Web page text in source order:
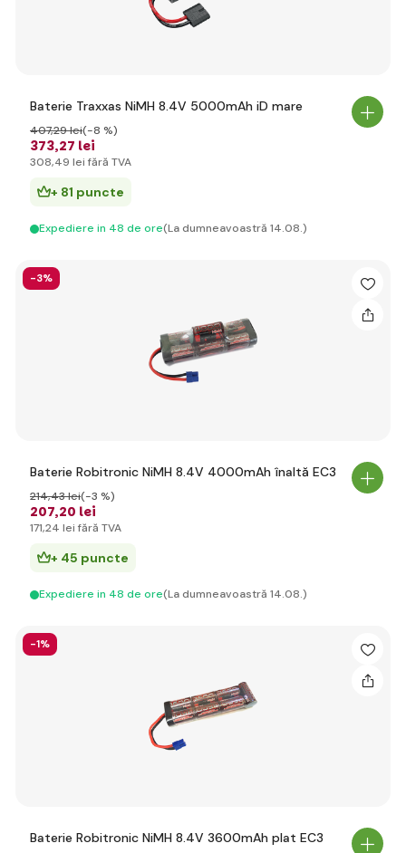
Baterie Traxxas NiMH 8.4V 5000mAh iD mare
373,27 lei
407,29 lei(-8 %)
308,49 lei fără TVA
+ 81 puncte
Expediere in 48 de ore(La dumneavoastră 14.08.)
-3%
Baterie Robitronic NiMH 8.4V 4000mAh înaltă EC3
207,20 lei
214,43 lei(-3 %)
171,24 lei fără TVA
+ 45 puncte
Expediere in 48 de ore(La dumneavoastră 14.08.)
-1%
Baterie Robitronic NiMH 8.4V 3600mAh plat EC3